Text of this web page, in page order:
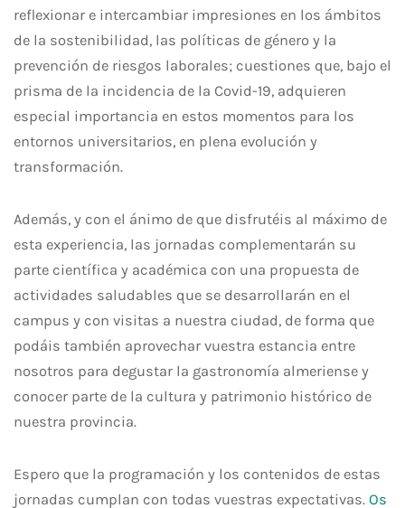
reflexionar e intercambiar impresiones en los ámbitos
de la sostenibilidad, las políticas de género y la
prevención de riesgos laborales; cuestiones que, bajo el
prisma de la incidencia de la Covid-19, adquieren
especial importancia en estos momentos para los
entornos universitarios, en plena evolución y
transformación.
Además, y con el ánimo de que disfrutéis al máximo de
esta experiencia, las jornadas complementarán su
parte científica y académica con una propuesta de
actividades saludables que se desarrollarán en el
campus y con visitas a nuestra ciudad, de forma que
podáis también aprovechar vuestra estancia entre
nosotros para degustar la gastronomía almeriense y
conocer parte de la cultura y patrimonio histórico de
nuestra provincia.
Espero que la programación y los contenidos de estas
jornadas cumplan con todas vuestras expectativas. Os